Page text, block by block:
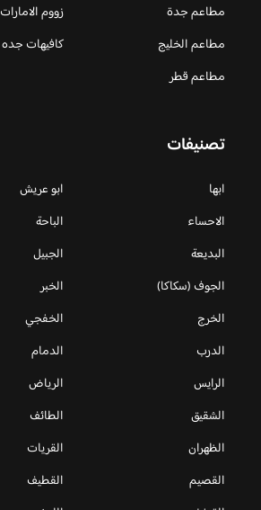
مطاعم جدة
زووم الامارات
مطاعم الخليج
كافيهات جده
مطاعم قطر
تصنيفات
ابها
ابو عريش
الاحساء
الباحة
البديعة
الجبيل
الجوف (سكاكا)
الخبر
الخرج
الخفجي
الدرب
الدمام
الرايس
الرياض
الشقيق
الطائف
الظهران
القريات
القصيم
القطيف